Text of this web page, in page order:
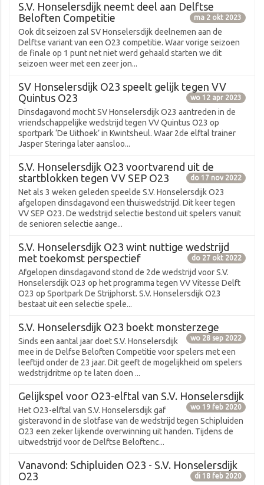
S.V. Honselersdijk neemt deel aan Delftse
Beloften Competitie
ma 2 okt 2023
Ook dit seizoen zal SV Honselersdijk deelnemen aan de
Delftse variant van een O23 competitie. Waar vorige seizoen
de finale op 1 punt net niet werd gehaald starten we dit
seizoen weer met een zeer jon...
SV Honselersdijk O23 speelt gelijk tegen VV
Quintus O23
wo 12 apr 2023
Dinsdagavond mocht SV Honselersdijk O23 aantreden in de
vriendschappelijke wedstrijd tegen VV Quintus O23 op
sportpark ‘De Uithoek’ in Kwintsheul. Waar 2de elftal trainer
Jasper Steringa later aansloo...
S.V. Honselersdijk O23 voortvarend uit de
startblokken tegen VV SEP O23
do 17 nov 2022
Net als 3 weken geleden speelde S.V. Honselersdijk O23
afgelopen dinsdagavond een thuiswedstrijd. Dit keer tegen
VV SEP O23. De wedstrijd selectie bestond uit spelers vanuit
de senioren selectie aange...
S.V. Honselersdijk O23 wint nuttige wedstrijd
met toekomst perspectief
do 27 okt 2022
Afgelopen dinsdagavond stond de 2de wedstrijd voor S.V.
Honselersdijk O23 op het programma tegen VV Vitesse Delft
O23 op Sportpark De Strijphorst. S.V. Honselersdijk O23
bestaat uit een selectie spele...
S.V. Honselersdijk O23 boekt monsterzege
wo 28 sep 2022
Sinds een aantal jaar doet S.V. Honselersdijk
mee in de Delfse Beloften Competitie voor spelers met een
leeftijd onder de 23 jaar. Dit geeft de mogelijkheid om spelers
wedstrijdritme op te laten doen ...
Gelijkspel voor O23-elftal van S.V. Honselersdijk
wo 19 feb 2020
Het O23-elftal van S.V. Honselersdijk gaf
gisteravond in de slotfase van de wedstrijd tegen Schipluiden
O23 een zeker lijkende overwinning uit handen. Tijdens de
uitwedstrijd voor de Delftse Beloftenc...
Vanavond: Schipluiden O23 - S.V. Honselersdijk
O23
di 18 feb 2020